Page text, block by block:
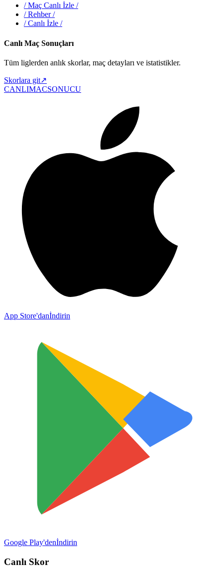
/Maç Canlı İzle /
/Rehber/
/Canlı İzle /
Canlı Maç Sonuçları
Tüm liglerden anlık skorlar, maç detayları ve istatistikler.
Skorlara git↗
CANLIMACSONUCU
App Store'danİndirin
Google Play'denİndirin
Canlı Skor